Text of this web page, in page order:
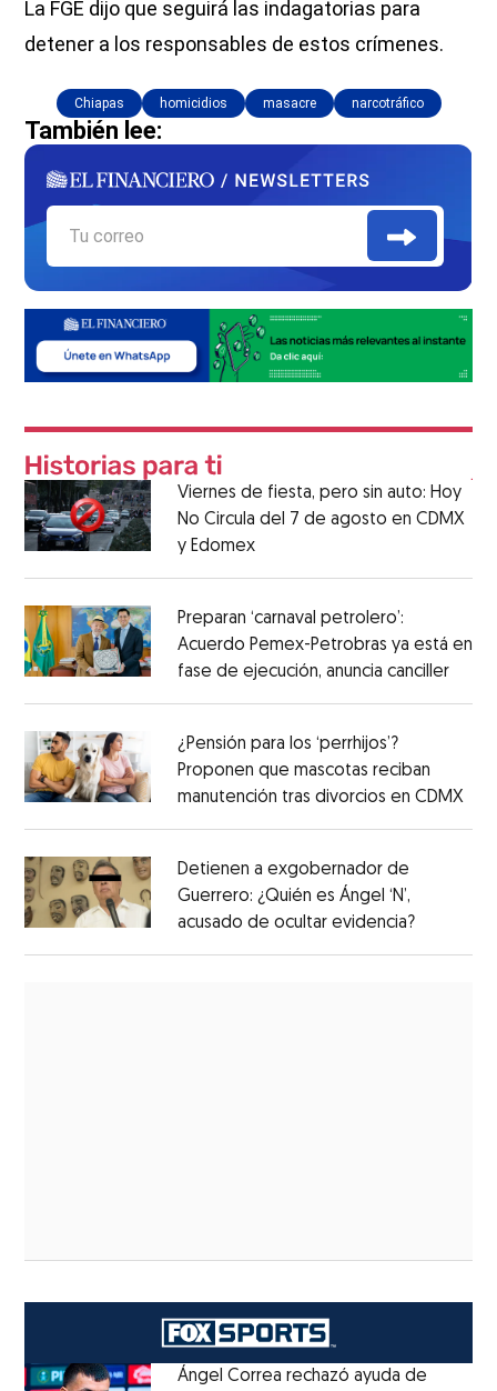
La FGE dijo que seguirá las indagatorias para
detener a los responsables de estos crímenes.
Chiapas homicidios masacre narcotráfico
También lee:
Viernes de fiesta, pero sin auto: Hoy
No Circula del 7 de agosto en CDMX
y Edomex
Preparan ‘carnaval petrolero’:
Acuerdo Pemex-Petrobras ya está en
fase de ejecución, anuncia canciller
¿Pensión para los ‘perrhijos’?
Proponen que mascotas reciban
manutención tras divorcios en CDMX
Detienen a exgobernador de
Guerrero: ¿Quién es Ángel ‘N’,
acusado de ocultar evidencia?
Ángel Correa rechazó ayuda de